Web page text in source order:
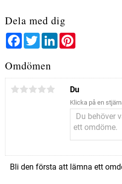
Dela med dig
FacebookTwitterLinkedIn
Omdömen
Du
Klicka på en
Bli den första att lämna ett